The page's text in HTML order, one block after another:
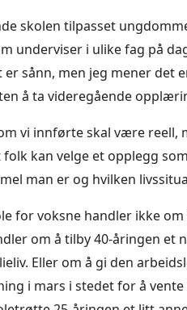
skolen tilpasset
underviser i ulike fag på
sånn, men jeg mener det
å ta videregående
vi innførte skal være reell,
kan velge et opplegg
man er og hvilken
for voksne handler ikke
om å tilby 40-åringen et
Eller om å gi den
i mars i stedet for å